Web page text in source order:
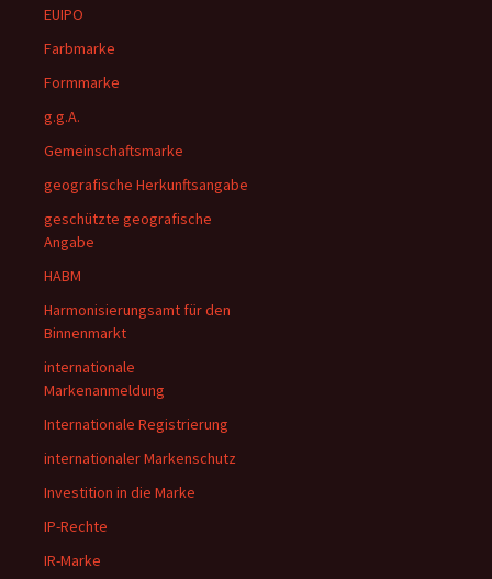
EUIPO
Farbmarke
Formmarke
g.g.A.
Gemeinschaftsmarke
geografische Herkunftsangabe
geschützte geografische
Angabe
HABM
Harmonisierungsamt für den
Binnenmarkt
internationale
Markenanmeldung
Internationale Registrierung
internationaler Markenschutz
Investition in die Marke
IP-Rechte
IR-Marke